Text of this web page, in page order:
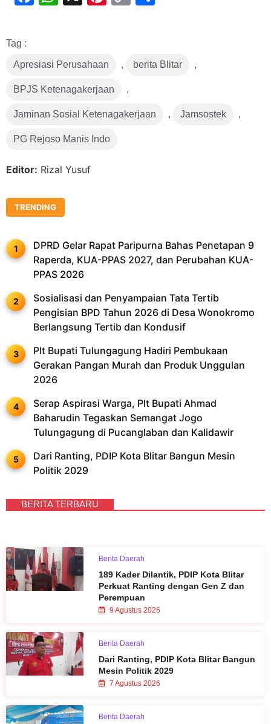
Tag :
Apresiasi Perusahaan , berita Blitar ,
BPJS Ketenagakerjaan ,
Jaminan Sosial Ketenagakerjaan , Jamsostek ,
PG Rejoso Manis Indo
Editor: Rizal Yusuf
TRENDING
DPRD Gelar Rapat Paripurna Bahas Penetapan 9
Raperda, KUA-PPAS 2027, dan Perubahan KUA-
PPAS 2026
Sosialisasi dan Penyampaian Tata Tertib
Pengisian BPD Tahun 2026 di Desa Wonokromo
Berlangsung Tertib dan Kondusif
Plt Bupati Tulungagung Hadiri Pembukaan
Gerakan Pangan Murah dan Produk Unggulan
2026
Serap Aspirasi Warga, Plt Bupati Ahmad
Baharudin Tegaskan Semangat Jogo
Tulungagung di Pucanglaban dan Kalidawir
Dari Ranting, PDIP Kota Blitar Bangun Mesin
Politik 2029
BERITA TERBARU
Berita Daerah
189 Kader Dilantik, PDIP Kota Blitar
Perkuat Ranting dengan Gen Z dan
Perempuan
9 Agustus 2026
Berita Daerah
Dari Ranting, PDIP Kota Blitar Bangun
Mesin Politik 2029
7 Agustus 2026
Berita Daerah